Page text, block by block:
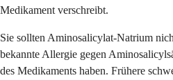
Medikament verschreibt.
Sie sollten Aminosalicylat-Natrium
bekannte Allergie gegen
des Medikaments haben. Frühere